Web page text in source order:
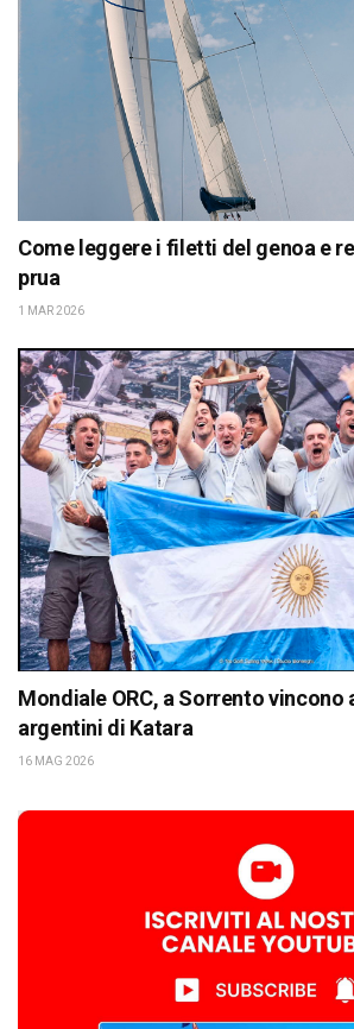
Come leggere i filetti del genoa e
prua
1 MAR 2026
Mondiale ORC, a Sorrento vincono
argentini di Katara
16 MAG 2026